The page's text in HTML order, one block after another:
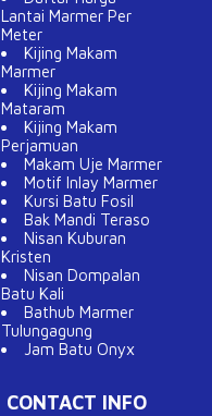
Lantai Marmer Per
Meter
Kijing Makam
Marmer
Kijing Makam
Mataram
Kijing Makam
Perjamuan
Makam Uje Marmer
Motif Inlay Marmer
Kursi Batu Fosil
Bak Mandi Teraso
Nisan Kuburan
Kristen
Nisan Dompalan
Batu Kali
Bathub Marmer
Tulungagung
Jam Batu Onyx
CONTACT INFO